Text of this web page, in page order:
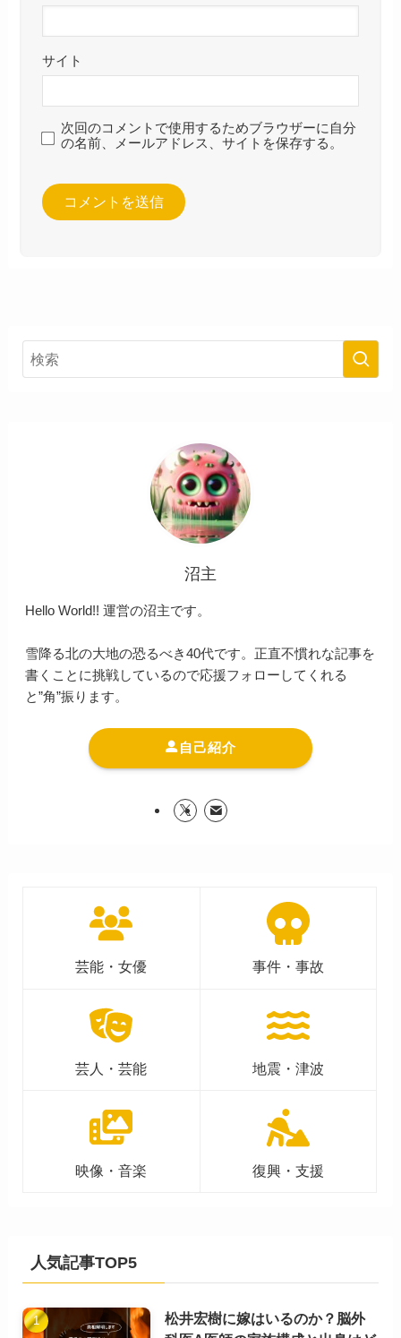
サイト
次回のコメントで使用するためブラウザーに自分
の名前、メールアドレス、サイトを保存する。
沼主
Hello World!! 運営の沼主です。
雪降る北の大地の恐るべき40代です。正直不慣れな記事を
書くことに挑戦しているので応援フォローしてくれる
と”角”振ります。
自己紹介
芸能・女優 事件・事故
芸人・芸能 地震・津波
映像・音楽 復興・支援
人気記事TOP5
松井宏樹に嫁はいるのか？脳外